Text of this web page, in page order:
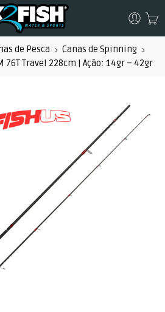
de Pesca
Canas de Spinning
76T Travel 228cm | Ação: 14gr – 42gr